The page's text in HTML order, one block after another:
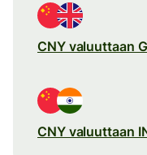
CNY valuuttaan
CNY valuuttaan